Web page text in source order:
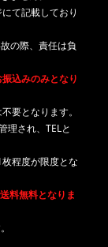
て記載しており
の際、責任は負
込みのみとなり
要となります。
理され、TELと
程度が限度とな
料無料となりま